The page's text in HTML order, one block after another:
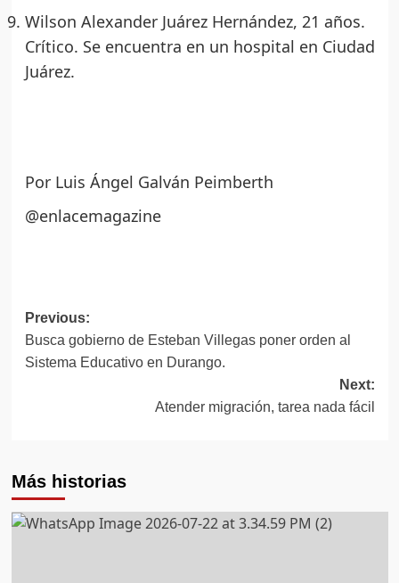
Wilson Alexander Juárez Hernández, 21 años.
Crítico. Se encuentra en un hospital en Ciudad
Juárez.
Por Luis Ángel Galván Peimberth
@enlacemagazine
Post
navigation
Previous:
Busca gobierno de Esteban Villegas poner orden al
Sistema Educativo en Durango.
Next:
Atender migración, tarea nada fácil
Más historias